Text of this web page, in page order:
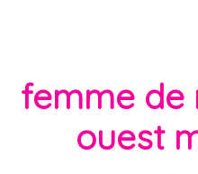
femme de
ouest